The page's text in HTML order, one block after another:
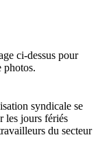
ci-dessus pour
photos.
syndicale se
les jours fériés
du secteur